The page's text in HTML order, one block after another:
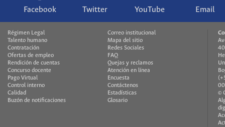
Facebook Twitter YouTube Email
Régimen Legal
Talento humano
Contratación
Ofertas de empleo
Rendición de cuentas
Concurso docente
Pago Virtual
Control interno
Calidad
Buzón de notificaciones
Correo institucional
Mapa del sitio
Redes Sociales
FAQ
Quejas y reclamos
Atención en línea
Encuesta
Contáctenos
Estadísticas
Glosario
©